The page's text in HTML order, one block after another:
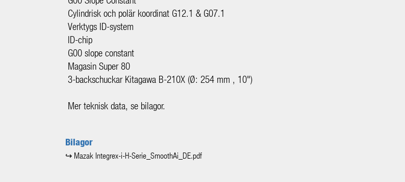
Cylindrisk och polär koordinat G12.1 & G07.1
Verktygs ID-system
ID-chip
G00 slope constant
Magasin Super 80
3-backschuckar Kitagawa B-210X (Ø: 254 mm , 10")
Mer teknisk data, se bilagor.
Bilagor
↪ Mazak Integrex-i-H-Serie_SmoothAi_DE.pdf